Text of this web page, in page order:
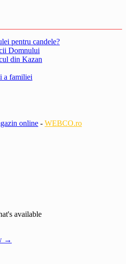
pentru candele?
Domnului
din Kazan
a familiei
online - WEBCO.ro
available
→